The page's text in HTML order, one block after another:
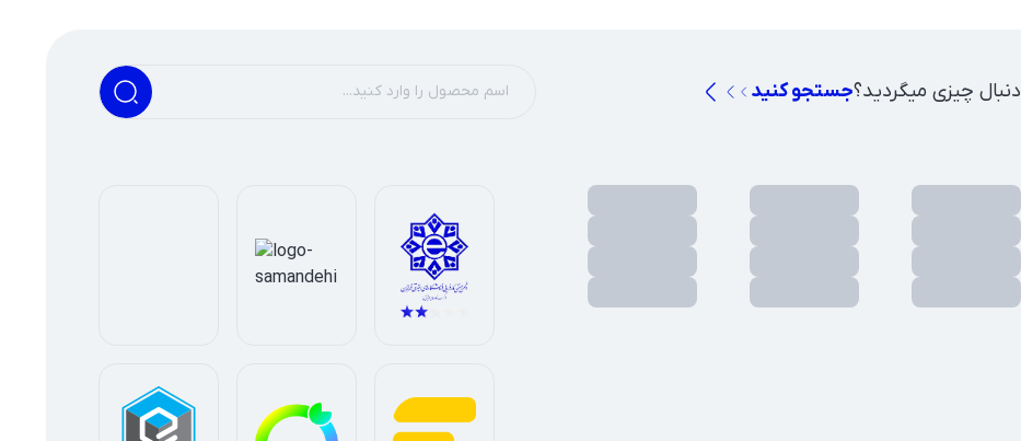
دنبال چیزی میگردید؟جستجو کنید